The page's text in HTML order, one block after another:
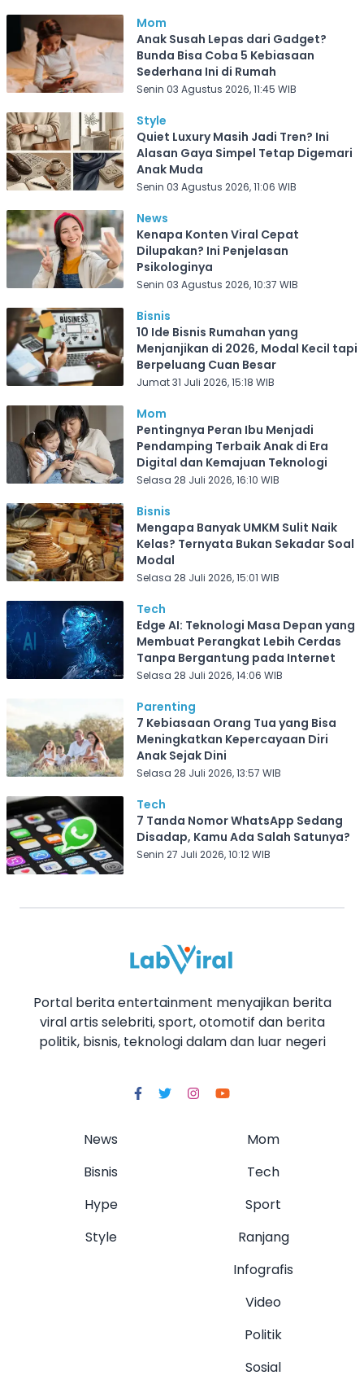
Mom
Anak Susah Lepas dari Gadget?
Bunda Bisa Coba 5 Kebiasaan
Sederhana Ini di Rumah
Senin 03 Agustus 2026, 11:45 WIB
Style
Quiet Luxury Masih Jadi Tren? Ini
Alasan Gaya Simpel Tetap Digemari
Anak Muda
Senin 03 Agustus 2026, 11:06 WIB
News
Kenapa Konten Viral Cepat
Dilupakan? Ini Penjelasan
Psikologinya
Senin 03 Agustus 2026, 10:37 WIB
Bisnis
10 Ide Bisnis Rumahan yang
Menjanjikan di 2026, Modal Kecil tapi
Berpeluang Cuan Besar
Jumat 31 Juli 2026, 15:18 WIB
Mom
Pentingnya Peran Ibu Menjadi
Pendamping Terbaik Anak di Era
Digital dan Kemajuan Teknologi
Selasa 28 Juli 2026, 16:10 WIB
Bisnis
Mengapa Banyak UMKM Sulit Naik
Kelas? Ternyata Bukan Sekadar Soal
Modal
Selasa 28 Juli 2026, 15:01 WIB
Tech
Edge AI: Teknologi Masa Depan yang
Membuat Perangkat Lebih Cerdas
Tanpa Bergantung pada Internet
Selasa 28 Juli 2026, 14:06 WIB
Parenting
7 Kebiasaan Orang Tua yang Bisa
Meningkatkan Kepercayaan Diri
Anak Sejak Dini
Selasa 28 Juli 2026, 13:57 WIB
Tech
7 Tanda Nomor WhatsApp Sedang
Disadap, Kamu Ada Salah Satunya?
Senin 27 Juli 2026, 10:12 WIB
Portal berita entertainment menyajikan berita
viral artis selebriti, sport, otomotif dan berita
politik, bisnis, teknologi dalam dan luar negeri
News
Bisnis
Hype
Style
Mom
Tech
Sport
Ranjang
Infografis
Video
Politik
Sosial